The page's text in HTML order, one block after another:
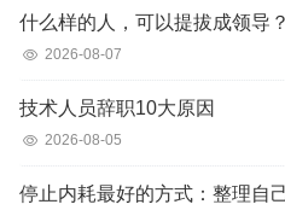
什么样的人，可以提拔成领导？
2026-08-07
技术人员辞职10大原因
2026-08-05
停止内耗最好的方式：整理自